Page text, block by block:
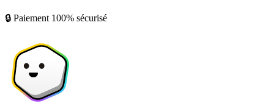
🔒 Paiement 100% sécurisé